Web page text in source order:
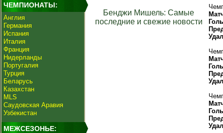
ЧЕМПИОНАТЫ:
Англия
Германия
Испания
Италия
Франция
Нидерланды
Португалия
Турция
Беларусь
Казахстан
MLS
Саудовская Аравия
Узбекистан
МЕЖСЕЗОНЬЕ:
Бенджи Мишель: Самые
последние и свежие новости